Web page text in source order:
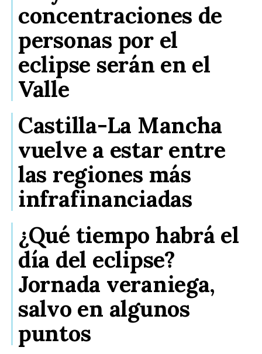
concentraciones de
personas por el
eclipse serán en el
Valle
Castilla-La Mancha
vuelve a estar entre
las regiones más
infrafinanciadas
¿Qué tiempo habrá el
día del eclipse?
Jornada veraniega,
salvo en algunos
puntos